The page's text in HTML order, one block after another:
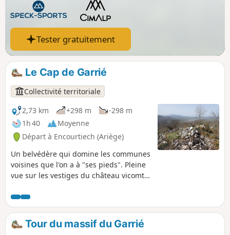
Tester gratuitement
Le Cap de Garrié
Collectivité territoriale
2,73 km
+298 m
-298 m
1h 40
Moyenne
Départ à Encourtiech (Ariège)
Un belvédère qui domine les communes
voisines que l'on a à "ses pieds". Pleine
vue sur les vestiges du château vicomtal
Pyrénées couserannaises s'offrent à
votre regard. Trois cent mètres de
dénivelé sur un sentier bien balisé et
tout neuf crée cette année 2021 par la
Tour du massif du Garrié